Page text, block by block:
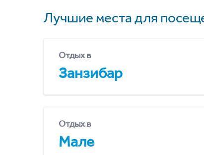
Лучшие места для
Отдых в
Занзибар
Отдых в
Мале